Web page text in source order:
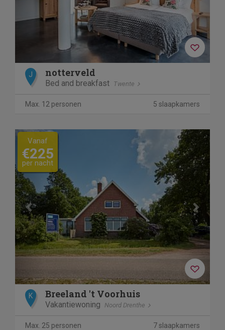
J notterveld
Bed and breakfast Twente
Max. 12 personen 5 slaapkamers
Previous Next
Vanaf
€225
per nacht
K Breeland 't Voorhuis
Vakantiewoning Noord Drenthe
Max. 25 personen 7 slaapkamers